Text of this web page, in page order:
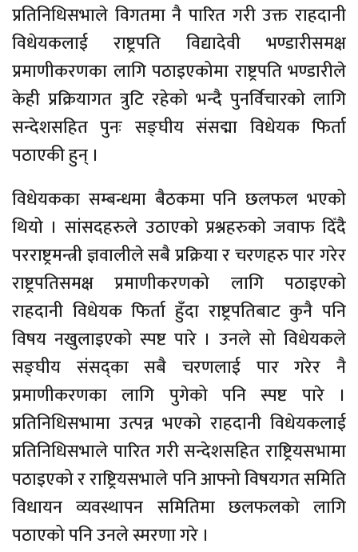
प्रतिनिधिसभाले विगतमा नै पारित गरी उक्त राहदानी
विधेयकलाई राष्ट्रपति विद्यादेवी भण्डारीसमक्ष
प्रमाणीकरणका लागि पठाइएकोमा राष्ट्रपति भण्डारीले
केही प्रक्रियागत त्रुटि रहेको भन्दै पुनर्विचारको लागि
सन्देशसहित पुनः सङ्घीय संसद्मा विधेयक फिर्ता
पठाएकी हुन् ।
विधेयकका सम्बन्धमा बैठकमा पनि छलफल भएको
थियो । सांसदहरुले उठाएको प्रश्नहरुको जवाफ दिँदै
परराष्ट्रमन्त्री ज्ञवालीले सबै प्रक्रिया र चरणहरु पार गरेर
राष्ट्रपतिसमक्ष प्रमाणीकरणको लागि पठाइएको
राहदानी विधेयक फिर्ता हुँदा राष्ट्रपतिबाट कुनै पनि
विषय नखुलाइएको स्पष्ट पारे । उनले सो विधेयकले
सङ्घीय संसद्का सबै चरणलाई पार गरेर नै
प्रमाणीकरणका लागि पुगेको पनि स्पष्ट पारे ।
प्रतिनिधिसभामा उत्पन्न भएको राहदानी विधेयकलाई
प्रतिनिधिसभाले पारित गरी सन्देशसहित राष्ट्रियसभामा
पठाइएको र राष्ट्रियसभाले पनि आफ्नो विषयगत समिति
विधायन व्यवस्थापन समितिमा छलफलको लागि
पठाएको पनि उनले स्मरणा गरे ।